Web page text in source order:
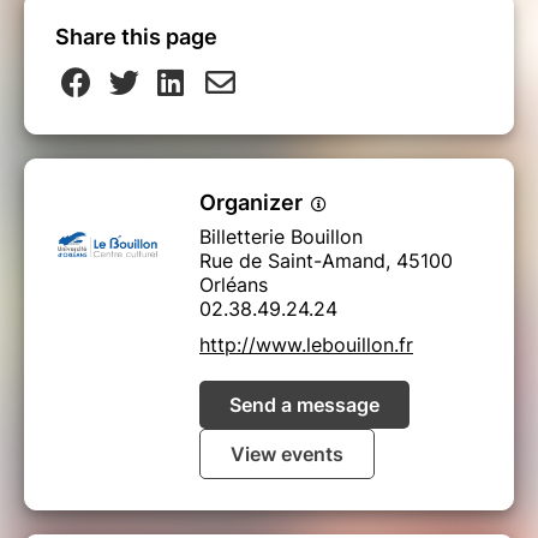
Share this page
Organizer
Billetterie Bouillon
Rue de Saint-Amand, 45100
Orléans
02.38.49.24.24
http://www.lebouillon.fr
Send a message
View events